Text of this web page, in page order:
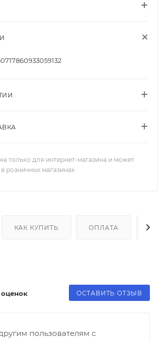
только для интернет-магазина и может
розничных магазинах
КАК КУПИТЬ ОПЛАТА
ОСТАВИТЬ ОТЗЫВ
пользователям с